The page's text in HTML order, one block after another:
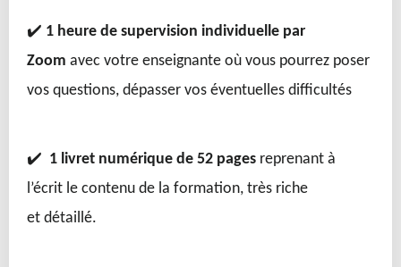
✔️ 1 heure de supervision individuelle par
Zoom avec votre enseignante où vous pourrez poser
vos questions, dépasser vos éventuelles difficultés
✔️ 1 livret numérique de 52 pages reprenant à
l’écrit le contenu de la formation, très riche
et détaillé.